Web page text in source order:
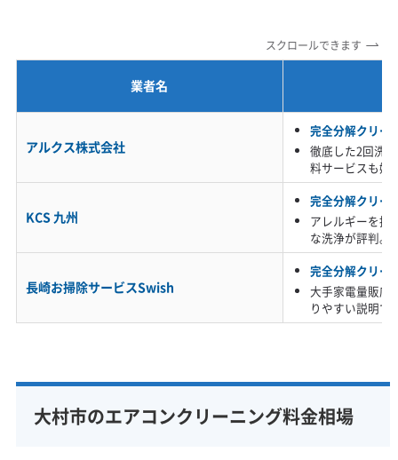
年末年始対応
防カビ・抗菌 消臭処理 防汚コーティング
スクロールできます
業者名
アルクス株式会社
完全分解クリー
徹底した2回洗
料サービスも嬉
KCS 九州
完全分解クリー
アレルギーを持
な洗浄が評判。
長崎お掃除サービスSwish
完全分解クリー
大手家電量販店
りやすい説明で
大村市のエアコンクリーニング料金相場